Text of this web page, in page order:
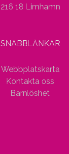
216 18 Limhamn
SNABBLÄNKAR
Webbplatskarta
Kontakta oss
Barnlöshet